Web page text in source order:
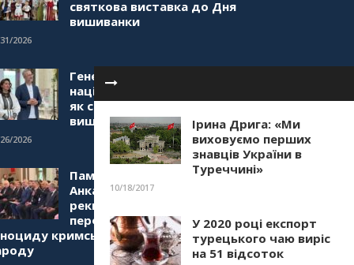
Ірина Дрига: «Ми
виховуємо перших
знавців України в
Туреччині»
10/18/2017
У 2020 році експорт
турецького чаю виріс
на 51 відсоток
святкова виставка до Дня
вишиванки
2026
Генетичний код нашої
нації в серці Туреччини:
як святкували День
вишиванки в Анкарі
2026
Пам’ять єднає серця: в
Анкарі пройшов вечір-
реквієм та художній
перформанс до роковин
кримськотатарського